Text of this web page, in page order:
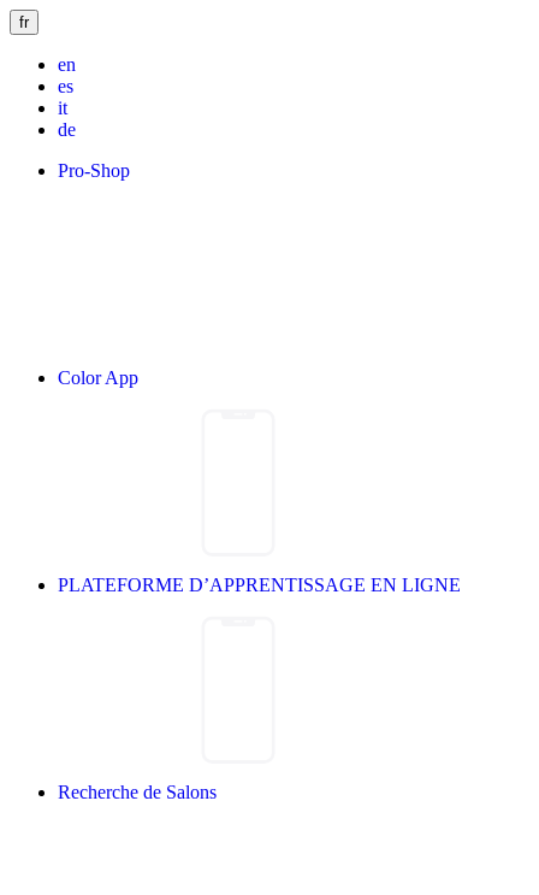
fr
en
es
it
de
Pro-Shop
Color App
PLATEFORME D’APPRENTISSAGE EN LIGNE
Recherche de Salons